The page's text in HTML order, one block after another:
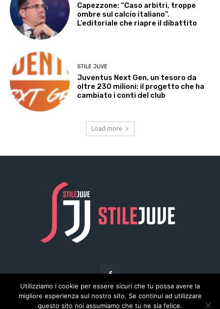
Utilizziamo i cookie per essere sicuri che tu possa avere la
migliore esperienza sul nostro sito. Se continui ad utilizzare
questo sito noi assumiamo che tu ne sia felice.